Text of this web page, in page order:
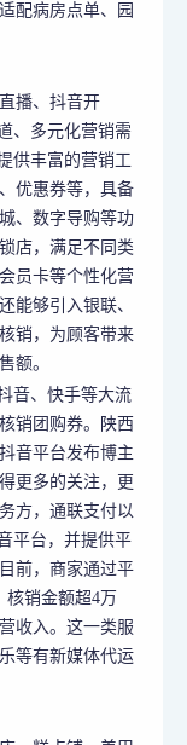
配病房点单、园
播、抖音开
、多元化营销需
供丰富的营销工
优惠券等，具备
、数字导购等功
店，满足不同类
员卡等个性化营
能够引入银联、
销，为顾客带来
额。
音、快手等大流
销团购券。陕西
音平台发布博主
更多的关注，更
方，通联支付以
平台，并提供平
前，商家通过平
核销金额超4万
收入。这一类服
等有新媒体代运